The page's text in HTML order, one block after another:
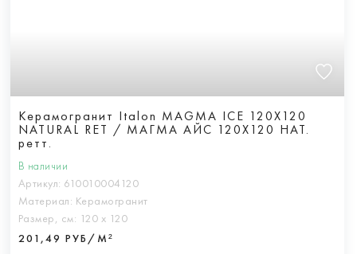
Керамогранит Italon MAGMA ICE 120X120
NATURAL RET / МАГМА АЙС 120X120 НАТ.
ретт.
В наличии
Артикул: 610010004120
Материал: Керамогранит
Размер, см: 120 х 120
201,49 РУБ/М²